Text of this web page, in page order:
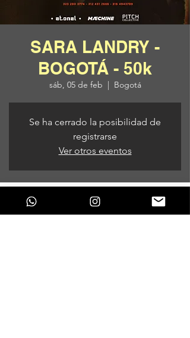
SARA LANDRY -
BOGOTÁ - 50k
sáb, 05 de feb
  |
Bogotá
Se ha cerrado la posibilidad de
registrarse
Ver otros eventos
Horario y ubicación